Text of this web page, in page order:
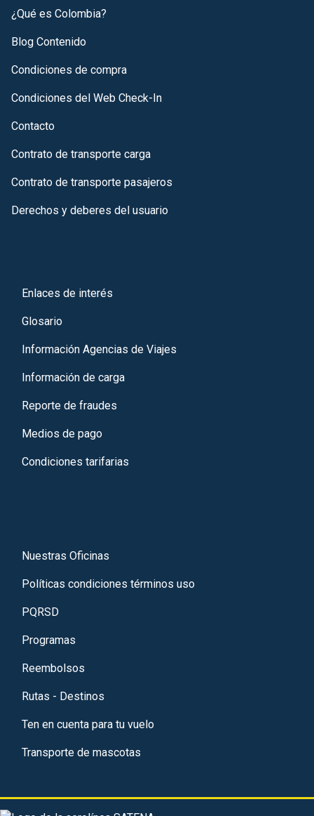
¿Qué es Colombia?
Blog Contenido
Condiciones de compra
Condiciones del Web Check-In
Contacto
Contrato de transporte carga
Contrato de transporte pasajeros
Derechos y deberes del usuario
Enlaces de interés
Glosario
Información Agencias de Viajes
Información de carga
Reporte de fraudes
Medios de pago
Condiciones tarifarias
Nuestras Oficinas
Políticas condiciones términos uso
PQRSD
Programas
Reembolsos
Rutas - Destinos
Ten en cuenta para tu vuelo
Transporte de mascotas